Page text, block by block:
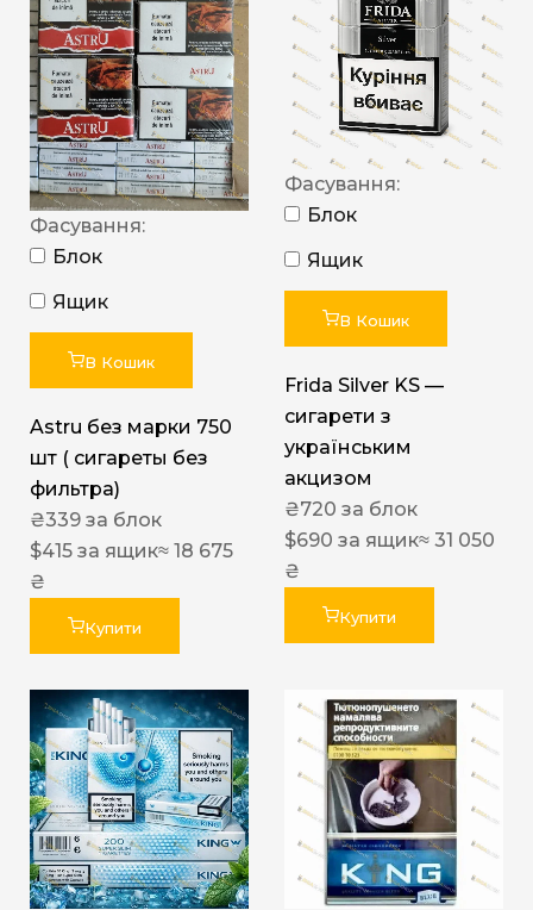
Фасування:
Блок
Ящик
В Кошик
Astru без марки 750
шт ( сигареты без
фильтра)
₴339 за блок
$415 за ящик≈ 18 675
₴
Купити
Фасування:
Блок
Ящик
В Кошик
Frida Silver KS —
сигарети з
українським
акцизом
₴720 за блок
$690 за ящик≈ 31 050
₴
Купити